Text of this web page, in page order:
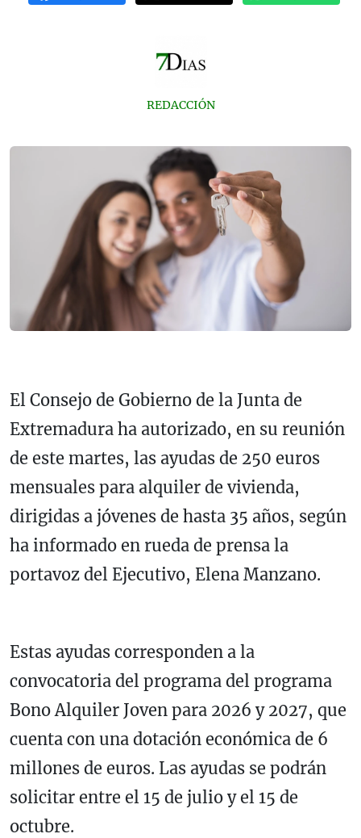
REDACCIÓN
El Consejo de Gobierno de la Junta de
Extremadura ha autorizado, en su reunión
de este martes, las ayudas de 250 euros
mensuales para alquiler de vivienda,
dirigidas a jóvenes de hasta 35 años, según
ha informado en rueda de prensa la
portavoz del Ejecutivo, Elena Manzano.
Estas ayudas corresponden a la
convocatoria del programa del programa
Bono Alquiler Joven para 2026 y 2027, que
cuenta con una dotación económica de 6
millones de euros. Las ayudas se podrán
solicitar entre el 15 de julio y el 15 de
octubre.